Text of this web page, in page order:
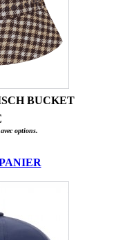
BUCKET
options.